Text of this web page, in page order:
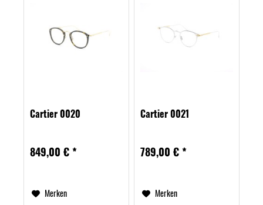
Cartier 0020
849,00 € *
Merken
Cartier 0021
789,00 € *
Merken